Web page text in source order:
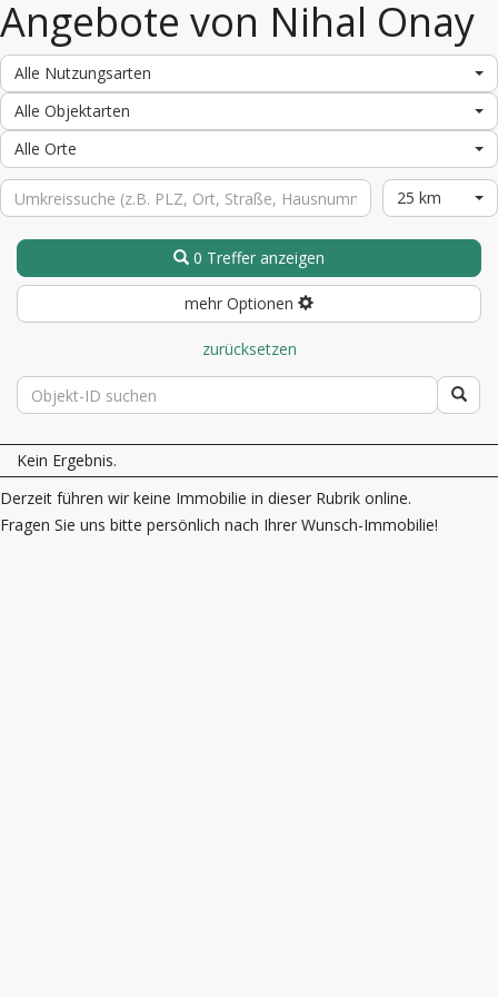
Angebote von Nihal Onay
Alle Nutzungsarten
Alle Objektarten
Alle Orte
25 km
0 Treffer anzeigen
mehr Optionen
zurücksetzen
Kein Ergebnis.
Derzeit führen wir keine Immobilie in dieser Rubrik online.
Fragen Sie uns bitte persönlich nach Ihrer Wunsch-Immobilie!